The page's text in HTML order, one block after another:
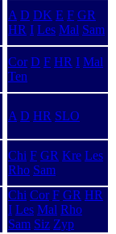
A D DK E F GR
HR I Les Mal Sam
Cor D F HR I Mal
Ten
A D HR SLO
Chi F GR Kre Les
Rho Sam
Chi Cor F GR HR
I Les Mal Rho
Sam Siz Zyp